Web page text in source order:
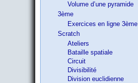
Volume d’une pyramide
3ème
Exercices en ligne 3ème
Scratch
Ateliers
Bataille spatiale
Circuit
Divisibilité
Division euclidienne